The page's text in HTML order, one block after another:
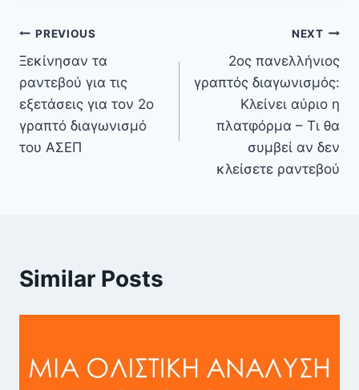
PREVIOUS
Ξεκίνησαν τα
ραντεβού για τις
εξετάσεις για τον 2ο
γραπτό διαγωνισμό
του ΑΣΕΠ
NEXT
2ος πανελλήνιος
γραπτός διαγωνισμός:
Κλείνει αύριο η
πλατφόρμα – Τι θα
συμβεί αν δεν
κλείσετε ραντεβού
Similar Posts